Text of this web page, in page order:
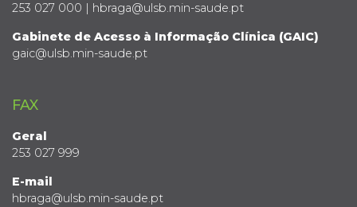
253 027 000 | hbraga@ulsb.min-saude.pt
Gabinete de Acesso à Informação Clínica (GAIC)
gaic@ulsb.min-saude.pt
FAX
Geral
253 027 999
E-mail
hbraga@ulsb.min-saude.pt